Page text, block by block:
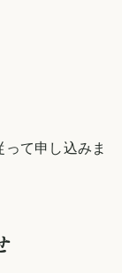
て申し込みま